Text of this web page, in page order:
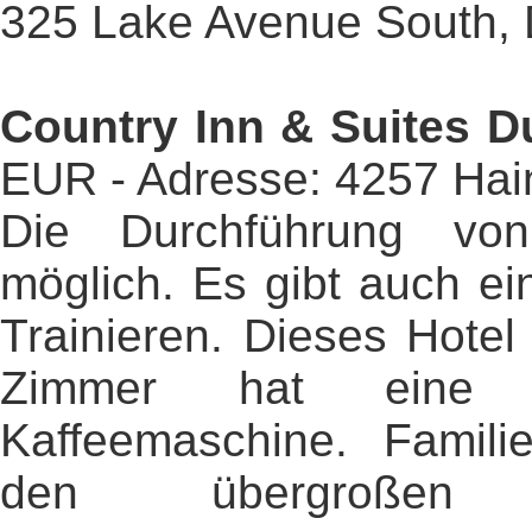
325 Lake Avenue South,
Country Inn & Suites
EUR - Adresse: 4257
Die Durchführung
möglich. Es gibt auch
Trainieren. Dieses
Zimmer hat eine
Kaffeemaschine.
den übergroßen